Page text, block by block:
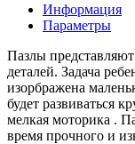
Информация
Параметры
Пазлы
деталей. Задача
изорбражена
будет развиваться
мелкая моторика .
время прочного и